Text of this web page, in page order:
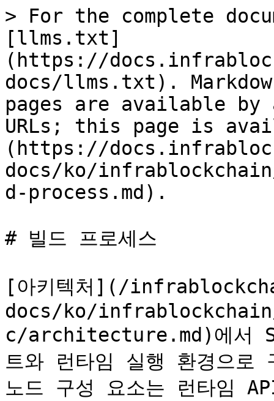
> For the complete
[llms.txt]
(https://
docs/llms.txt).
pages are available by
URLs; this page is
(https://
docs/ko/
d-process.md).
# 빌드 프로세스
[아키텍처](/
docs/ko/
c/architecture.md)에서
트와 런타임 실행 환경으로
노드 구성 요소는 런타임